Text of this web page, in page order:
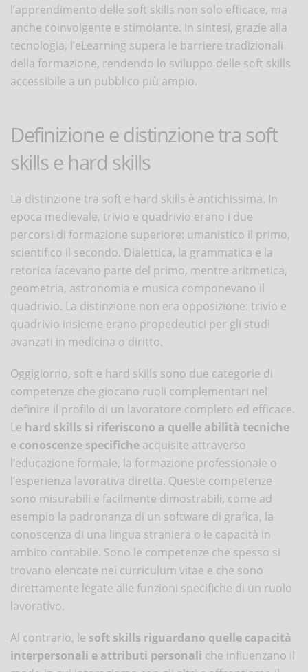
l’apprendimento delle soft skills non solo efficace, ma
anche coinvolgente e stimolante. In sintesi, grazie alla
tecnologia, l’eLearning supera le barriere tradizionali
della formazione, rendendo lo sviluppo delle soft skills
accessibile a un pubblico più ampio.
Definizione e distinzione tra soft
skills e hard skills
La distinzione tra soft e hard skills è antichissima. In
epoca medievale, trivio e quadrivio erano i due
percorsi di formazione superiore: umanistico il primo,
scientifico il secondo. Dialettica, la grammatica e la
retorica facevano parte del primo, mentre aritmetica,
geometria, astronomia e musica componevano il
quadrivio. La distinzione non era opposizione: trivio e
quadrivio insieme erano propedeutici per gli studi
avanzati in medicina o diritto.
Oggigiorno, soft e hard skills sono due categorie di
competenze che giocano ruoli complementari nel
definire il profilo di un lavoratore completo ed efficace.
Le hard skills si riferiscono a quelle abilità tecniche
e conoscenze specifiche acquisite attraverso
l’educazione formale, la formazione professionale o
l’esperienza lavorativa diretta. Queste competenze
sono misurabili e facilmente dimostrabili, come ad
esempio la padronanza di un software di grafica, la
conoscenza di una lingua straniera o le capacità in
ambito contabile. Sono le competenze che spesso si
trovano elencate nei curriculum vitae e che sono
direttamente legate alle funzioni specifiche di un ruolo
lavorativo.
Al contrario, le soft skills riguardano quelle capacità
interpersonali e attributi personali che influenzano il